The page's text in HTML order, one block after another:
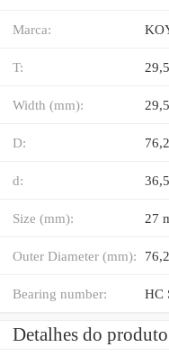
Marca:
T:
Width (mm):
D:
d:
Size (mm): 27
Outer Diameter (mm): 76,2
Bearing number: HC
Detalhes do produto